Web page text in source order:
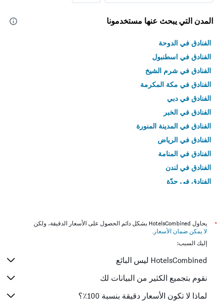
المدن التي يبحث عنها مستخدمونا
الفنادق في الدوحة
الفنادق في اسطنبول
الفنادق في شرم الشيخ
الفنادق في مكة المكرمة
الفنادق في دبي
الفنادق في الخبر
الفنادق في المدينة المنورة
الفنادق في الرياض
الفنادق في المنامة
الفنادق في لندن
الفنادق في جدّة
*
يحاول HotelsCombined بشكل دائم الحصول على الأسعار الدقيقة، ولكن
لا يمكن ضمان الأسعار .
إليك السبب:
HotelsCombined ليس البائع
نقوم بتجميع الكثير من البيانات لك
لماذا لا تكون الأسعار دقيقة بنسبة 100٪؟